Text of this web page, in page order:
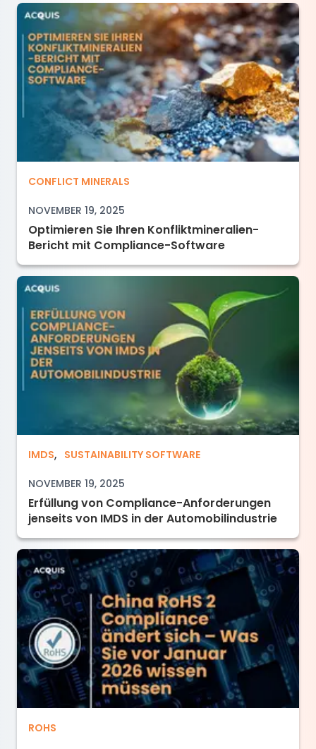
Optimieren Sie Ihren Konfliktmineralien-
CONFLICT MINERALS
NOVEMBER 19, 2025
Optimieren Sie Ihren Konfliktmineralien-
Bericht mit Compliance-Software
Erfüllung von Compliance-Anforderungen
IMDS, SUSTAINABILITY SOFTWARE
NOVEMBER 19, 2025
Erfüllung von Compliance-Anforderungen
jenseits von IMDS in der Automobilindustrie
China RoHS 2 Compliance ändert sich –
ROHS